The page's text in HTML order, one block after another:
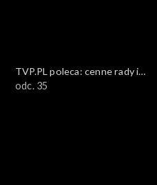
TVP.PL poleca: cenne rady i
ciekawostki
odc. 35